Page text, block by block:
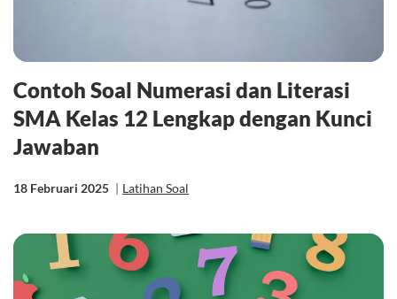
Contoh Soal Numerasi dan Literasi
SMA Kelas 12 Lengkap dengan Kunci
Jawaban
18 Februari 2025 | Latihan Soal